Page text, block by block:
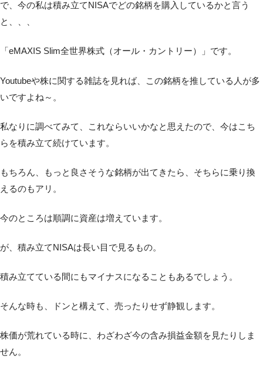
で、今の私は積み立てNISAでどの銘柄を購入しているかと言う
と、、、
「eMAXIS Slim全世界株式（オール・カントリー）」です。
Youtubeや株に関する雑誌を見れば、この銘柄を推している人が多
いですよね～。
私なりに調べてみて、これならいいかなと思えたので、今はこち
らを積み立て続けています。
もちろん、もっと良さそうな銘柄が出てきたら、そちらに乗り換
えるのもアリ。
今のところは順調に資産は増えています。
が、積み立てNISAは長い目で見るもの。
積み立てている間にもマイナスになることもあるでしょう。
そんな時も、ドンと構えて、売ったりせず静観します。
株価が荒れている時に、わざわざ今の含み損益金額を見たりしま
せん。